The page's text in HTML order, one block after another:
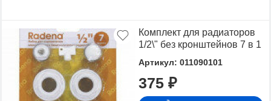
Комплект для радиаторов
1/2\" без кронштейнов 7 в 1
Артикул: 011090101
375 ₽